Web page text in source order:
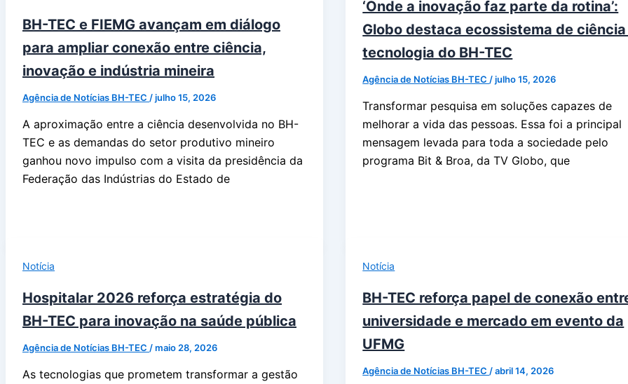
BH-TEC e FIEMG avançam em diálogo
para ampliar conexão entre ciência,
inovação e indústria mineira
Agência de Notícias BH-TEC /julho 15, 2026
A aproximação entre a ciência desenvolvida no BH-
TEC e as demandas do setor produtivo mineiro
ganhou novo impulso com a visita da presidência da
Federação das Indústrias do Estado de
‘Onde a inovação faz parte da rotina’:
Globo destaca ecossistema de
tecnologia do BH-TEC
Agência de Notícias BH-TEC /julho 15, 2026
Transformar pesquisa em soluções capazes de
melhorar a vida das pessoas. Essa foi a principal
mensagem levada para toda a sociedade pelo
programa Bit & Broa, da TV Globo, que
Notícia
Hospitalar 2026 reforça estratégia do
BH-TEC para inovação na saúde pública
Agência de Notícias BH-TEC /maio 28, 2026
As tecnologias que prometem transformar a gestão
Notícia
BH-TEC reforça papel de conexão
universidade e mercado em evento da
UFMG
Agência de Notícias BH-TEC /abril 14, 2026